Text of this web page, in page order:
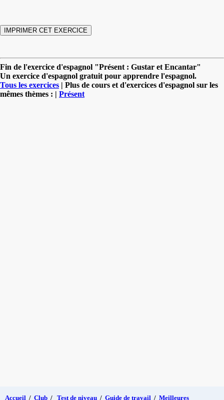
Fin de l'exercice d'espagnol "Présent : Gustar et Encantar"
Un exercice d'espagnol gratuit pour apprendre l'espagnol.
Tous les exercices | Plus de cours et d'exercices d'espagnol sur les
mêmes thèmes : | Présent
Accueil / Club / Test de niveau / Guide de travail / Meilleures